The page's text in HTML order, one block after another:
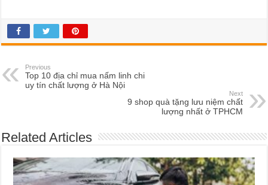
Previous
Top 10 địa chỉ mua nấm linh chi
uy tín chất lượng ở Hà Nội
Next
9 shop quà tặng lưu niệm chất
lượng nhất ở TPHCM
Related Articles